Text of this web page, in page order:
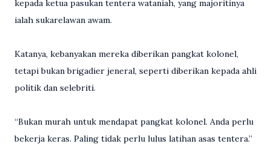
kepada ketua pasukan tentera wataniah, yang majoritinya
ialah sukarelawan awam.
Katanya, kebanyakan mereka diberikan pangkat kolonel,
tetapi bukan brigadier jeneral, seperti diberikan kepada ahli
politik dan selebriti.
“Bukan murah untuk mendapat pangkat kolonel. Anda perlu
bekerja keras. Paling tidak perlu lulus latihan asas tentera.”